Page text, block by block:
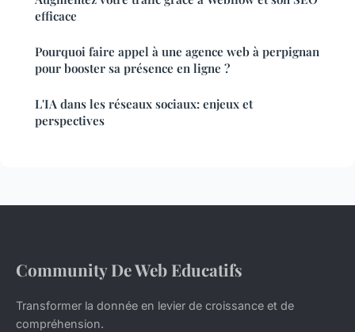
efficace
Pourquoi faire appel à une agence web à perpignan
pour booster sa présence en ligne ?
L'IA dans les réseaux sociaux: enjeux et
perspectives
Community De Web Educatifs
Transformer la donnée en levier de croissance et de
compréhension.